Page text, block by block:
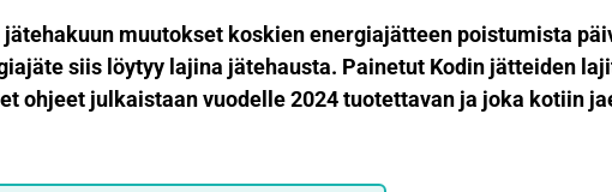
muutokset koskien energiajätteen poistumista
siis löytyy lajina jätehausta. Painetut Kodin jätteiden
ohjeet julkaistaan vuodelle 2024 tuotettavan ja joka kotiin